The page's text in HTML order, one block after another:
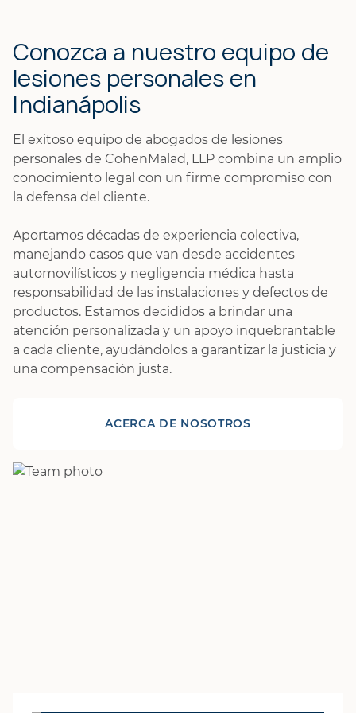
Conozca a nuestro equipo de
lesiones personales en
Indianápolis
El exitoso equipo de abogados de lesiones
personales de CohenMalad, LLP combina un amplio
conocimiento legal con un firme compromiso con
la defensa del cliente.
Aportamos décadas de experiencia colectiva,
manejando casos que van desde accidentes
automovilísticos y negligencia médica hasta
responsabilidad de las instalaciones y defectos de
productos. Estamos decididos a brindar una
atención personalizada y un apoyo inquebrantable
a cada cliente, ayudándolos a garantizar la justicia y
una compensación justa.
ACERCA DE NOSOTROS